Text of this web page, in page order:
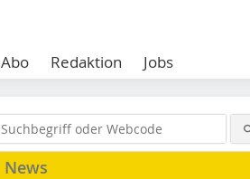
Abo Redaktion Jobs
News